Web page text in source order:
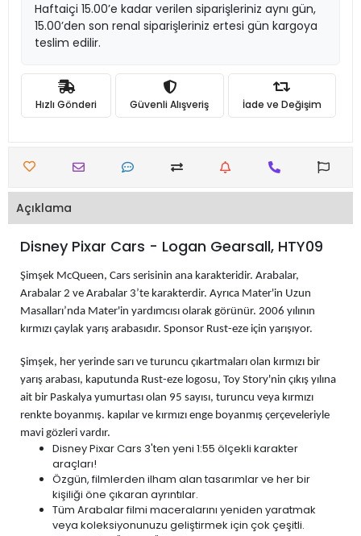
Haftaiçi 15.00’e kadar verilen siparişleriniz aynı gün,
15.00’den son renal siparişleriniz ertesi gün kargoya
teslim edilir.
Hızlı Gönderi Güvenli Alışveriş İade ve Değişim
Açıklama
Disney Pixar Cars - Logan Gearsall, HTY09
Şimşek McQueen, Cars serisinin ana karakteridir. Arabalar,
Arabalar 2 ve Arabalar 3’te karakterdir. Ayrıca Mater'in Uzun
Masalları’nda Mater'in yardımcısı olarak görünür. 2006 yılının
kırmızı çaylak yarış arabasıdır. Sponsor Rust-eze için yarışıyor.
Şimşek, her yerinde sarı ve turuncu çıkartmaları olan kırmızı bir
yarış arabası, kaputunda Rust-eze logosu, Toy Story'nin çıkış yılına
ait bir Paskalya yumurtası olan 95 sayısı, turuncu veya kırmızı
renkte boyanmış. kapılar ve kırmızı enge boyanmış çerçeveleriyle
mavi gözleri vardır.
Disney Pixar Cars 3'ten yeni 1:55 ölçekli karakter
araçları!
Özgün, filmlerden ilham alan tasarımlar ve her bir
kişiliği öne çıkaran ayrıntılar.
Tüm Arabalar filmi maceralarını yeniden yaratmak
veya koleksiyonunuzu geliştirmek için çok çeşitli.